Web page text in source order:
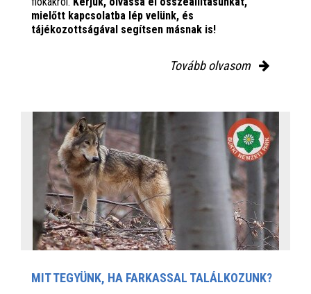
mielőtt kapcsolatba lép velünk, és
tájékozottságával segítsen másnak is!
Tovább olvasom
MIT TEGYÜNK, HA FARKASSAL TALÁLKOZUNK?